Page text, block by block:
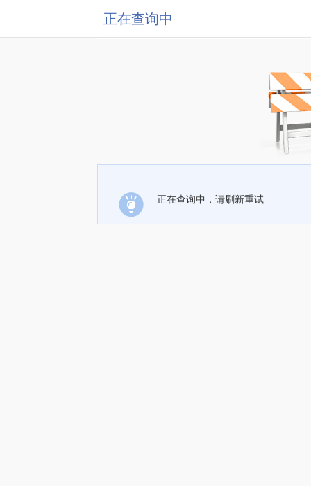
正在查询中
正在查询中，请刷新重试